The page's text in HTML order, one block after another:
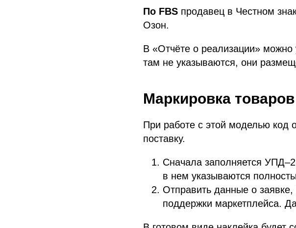
По FBS продавец в Честном
Озон.
В «Отчёте о реализации»
там не указываются, они
Маркировка
При работе с этой моделью код
поставку.
Сначала заполняется
в нем указываются
Отправить данные о
поддержки маркетплейса.